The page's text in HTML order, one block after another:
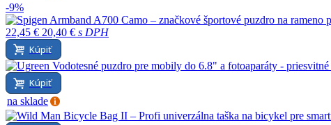
-9%
22,45 € 20,40 € s DPH
Kúpiť
Kúpiť
na sklade